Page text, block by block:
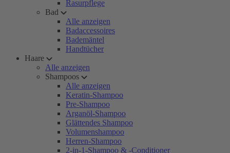
Rasurpflege
Bad
Alle anzeigen
Badaccessoires
Bademäntel
Handtücher
Haare
Alle anzeigen
Shampoos
Alle anzeigen
Keratin-Shampoo
Pre-Shampoo
Arganöl-Shampoo
Glättendes Shampoo
Volumenshampoo
Herren-Shampoo
2-in-1-Shampoo & -Conditioner